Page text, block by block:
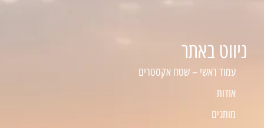
ניווט באתר
עמוד ראשי – שטח אקסטרים
אודות
מותגים